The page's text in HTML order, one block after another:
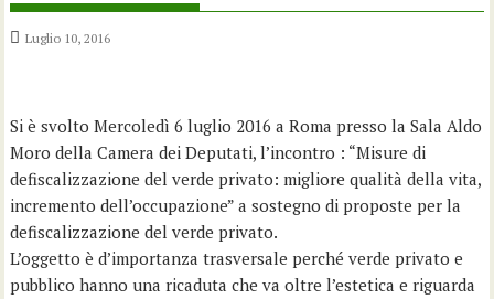
Luglio 10, 2016
Si è svolto Mercoledì 6 luglio 2016 a Roma presso la Sala Aldo
Moro della Camera dei Deputati, l’incontro : “Misure di
defiscalizzazione del verde privato: migliore qualità della vita,
incremento dell’occupazione” a sostegno di proposte per la
defiscalizzazione del verde privato.
L’oggetto è d’importanza trasversale perché verde privato e
pubblico hanno una ricaduta che va oltre l’estetica e riguarda